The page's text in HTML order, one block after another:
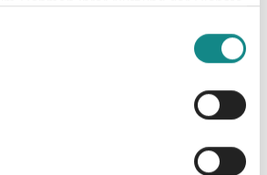
Liedern und Gedichten aus.
und liebevoll